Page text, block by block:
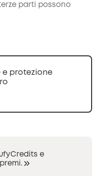
parti possono
e protezione
e